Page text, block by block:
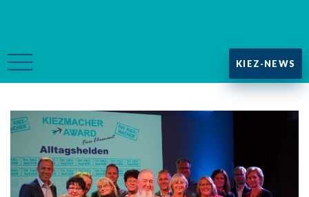
KIEZ-NEWS